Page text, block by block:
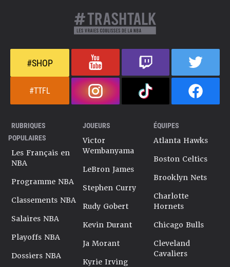
#SHOP
#TTFL
RUBRIQUES
POPULAIRES
Les Français en
NBA
Programme NBA
Classements NBA
Salaires NBA
Playoffs NBA
Dossiers NBA
JOUEURS
Victor
Wembanyama
LeBron James
Stephen Curry
Rudy Gobert
Kevin Durant
Ja Morant
Kyrie Irving
ÉQUIPES
Atlanta Hawks
Boston Celtics
Brooklyn Nets
Charlotte
Hornets
Chicago Bulls
Cleveland
Cavaliers